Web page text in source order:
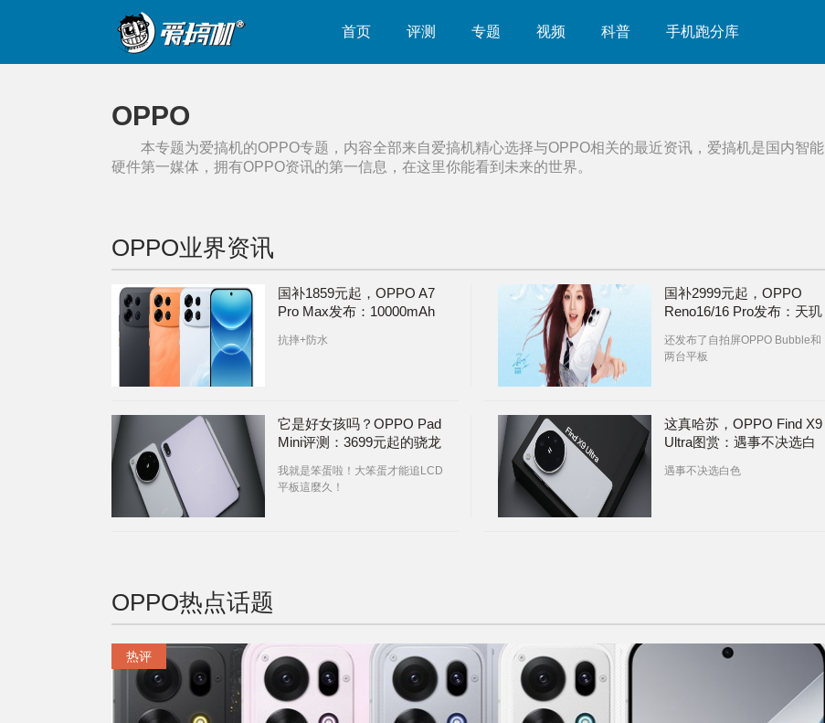
首页 评测 专题 视频 科普 手机跑分库
OPPO
本专题为爱搞机的OPPO专题，内容全部来自爱搞机精心选择与OPPO相关的最近资讯，爱搞机是国内智能
硬件第一媒体，拥有OPPO资讯的第一信息，在这里你能看到未来的世界。
OPPO业界资讯
国补1859元起，OPPO A7
Pro Max发布：10000mAh
抗摔+防水
国补2999元起，OPPO
Reno16/16 Pro发布：天玑
摄+潜望长焦【附多机对
比】
还发布了自拍屏OPPO Bubble和
两台平板
它是好女孩吗？OPPO Pad
Mini评测：3699元起的骁龙
我就是笨蛋啦！大笨蛋才能追LCD
平板這麼久！
这真哈苏，OPPO Find X9
Ultra图赏：遇事不决选白
遇事不决选白色
OPPO热点话题
热评